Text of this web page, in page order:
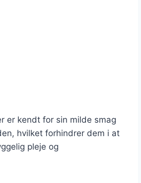
er kendt for sin milde smag
hvilket forhindrer dem i at
pleje og